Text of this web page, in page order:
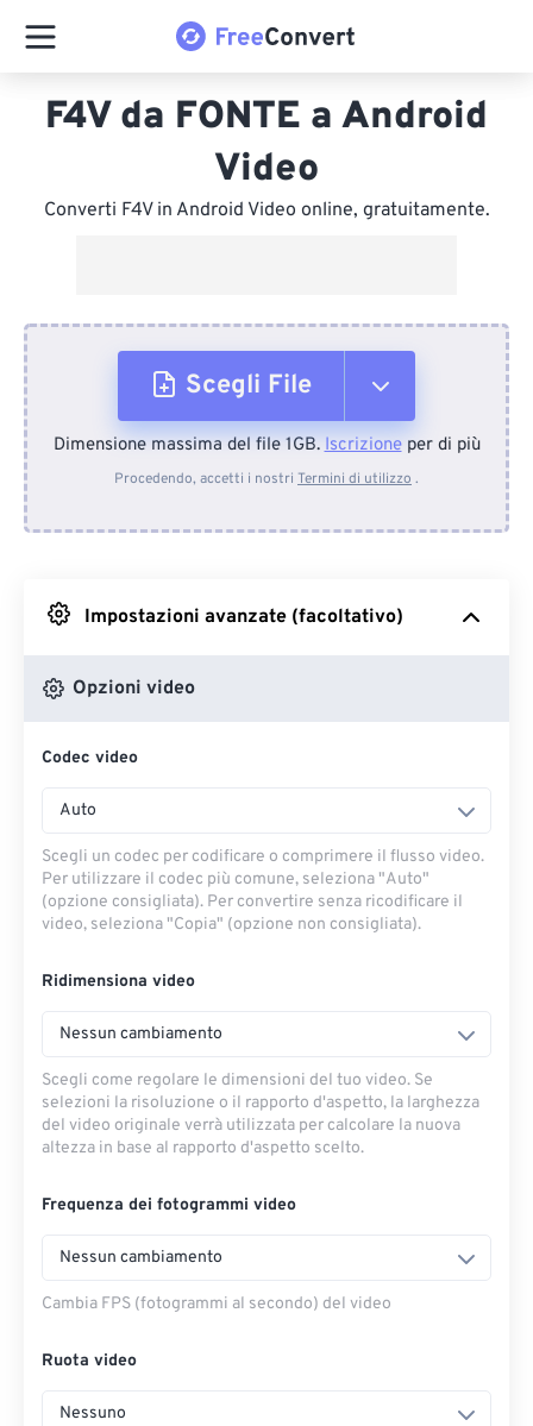
F4V da FONTE a Android
Video
Converti F4V in Android Video online, gratuitamente.
Scegli File
Dal dispositivo
Da Google Drive
Dimensione massima del file 1GB.Iscrizioneper di più
Procedendo, accetti i nostri Termini di utilizzo .
Impostazioni avanzate (facoltativo)
Opzioni video
Codec video
Auto
Scegli un codec per codificare o comprimere il flusso video.
Per utilizzare il codec più comune, seleziona "Auto"
(opzione consigliata). Per convertire senza ricodificare il
video, seleziona "Copia" (opzione non consigliata).
Ridimensiona video
Nessun cambiamento
Scegli come regolare le dimensioni del tuo video. Se
selezioni la risoluzione o il rapporto d'aspetto, la larghezza
del video originale verrà utilizzata per calcolare la nuova
altezza in base al rapporto d'aspetto scelto.
Frequenza dei fotogrammi video
Nessun cambiamento
Cambia FPS (fotogrammi al secondo) del video
Ruota video
Nessuno